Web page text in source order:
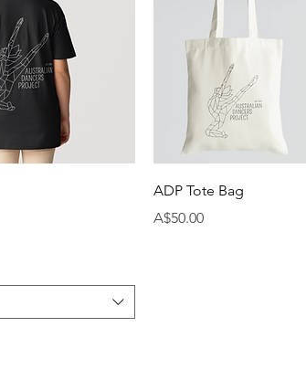
ADP Tote Bag
मूल्य
A$50.00